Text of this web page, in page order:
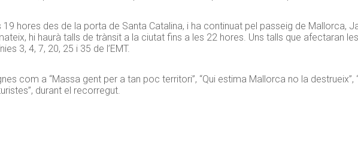
hores des de la porta de Santa Catalina, i ha continuat pel passeig de Mallorca,
hi haurà talls de trànsit a la ciutat fins a les 22 hores. Uns talls que afectaran
3, 4, 7, 20, 25 i 35 de l’EMT.
com a “Massa gent per a tan poc territori”, “Qui estima Mallorca no la destrueix”,
durant el recorregut.